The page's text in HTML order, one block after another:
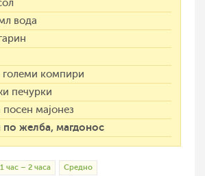
вода
компири
печурки
мајонез
по желба, магдонос
1 час – 2 часа Средно